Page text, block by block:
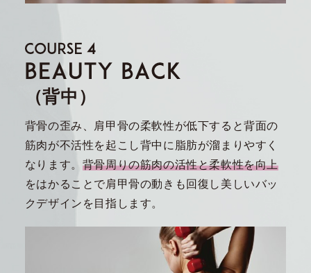
（背中）
背骨の歪み、肩甲骨の柔軟性が低下すると背面の
筋肉が不活性を起こし背中に脂肪が溜まりやすく
なります。 背骨周りの筋肉の活性と柔軟性を向上
をはかることで肩甲骨の動きも回復し美しいバッ
クデザインを目指します。